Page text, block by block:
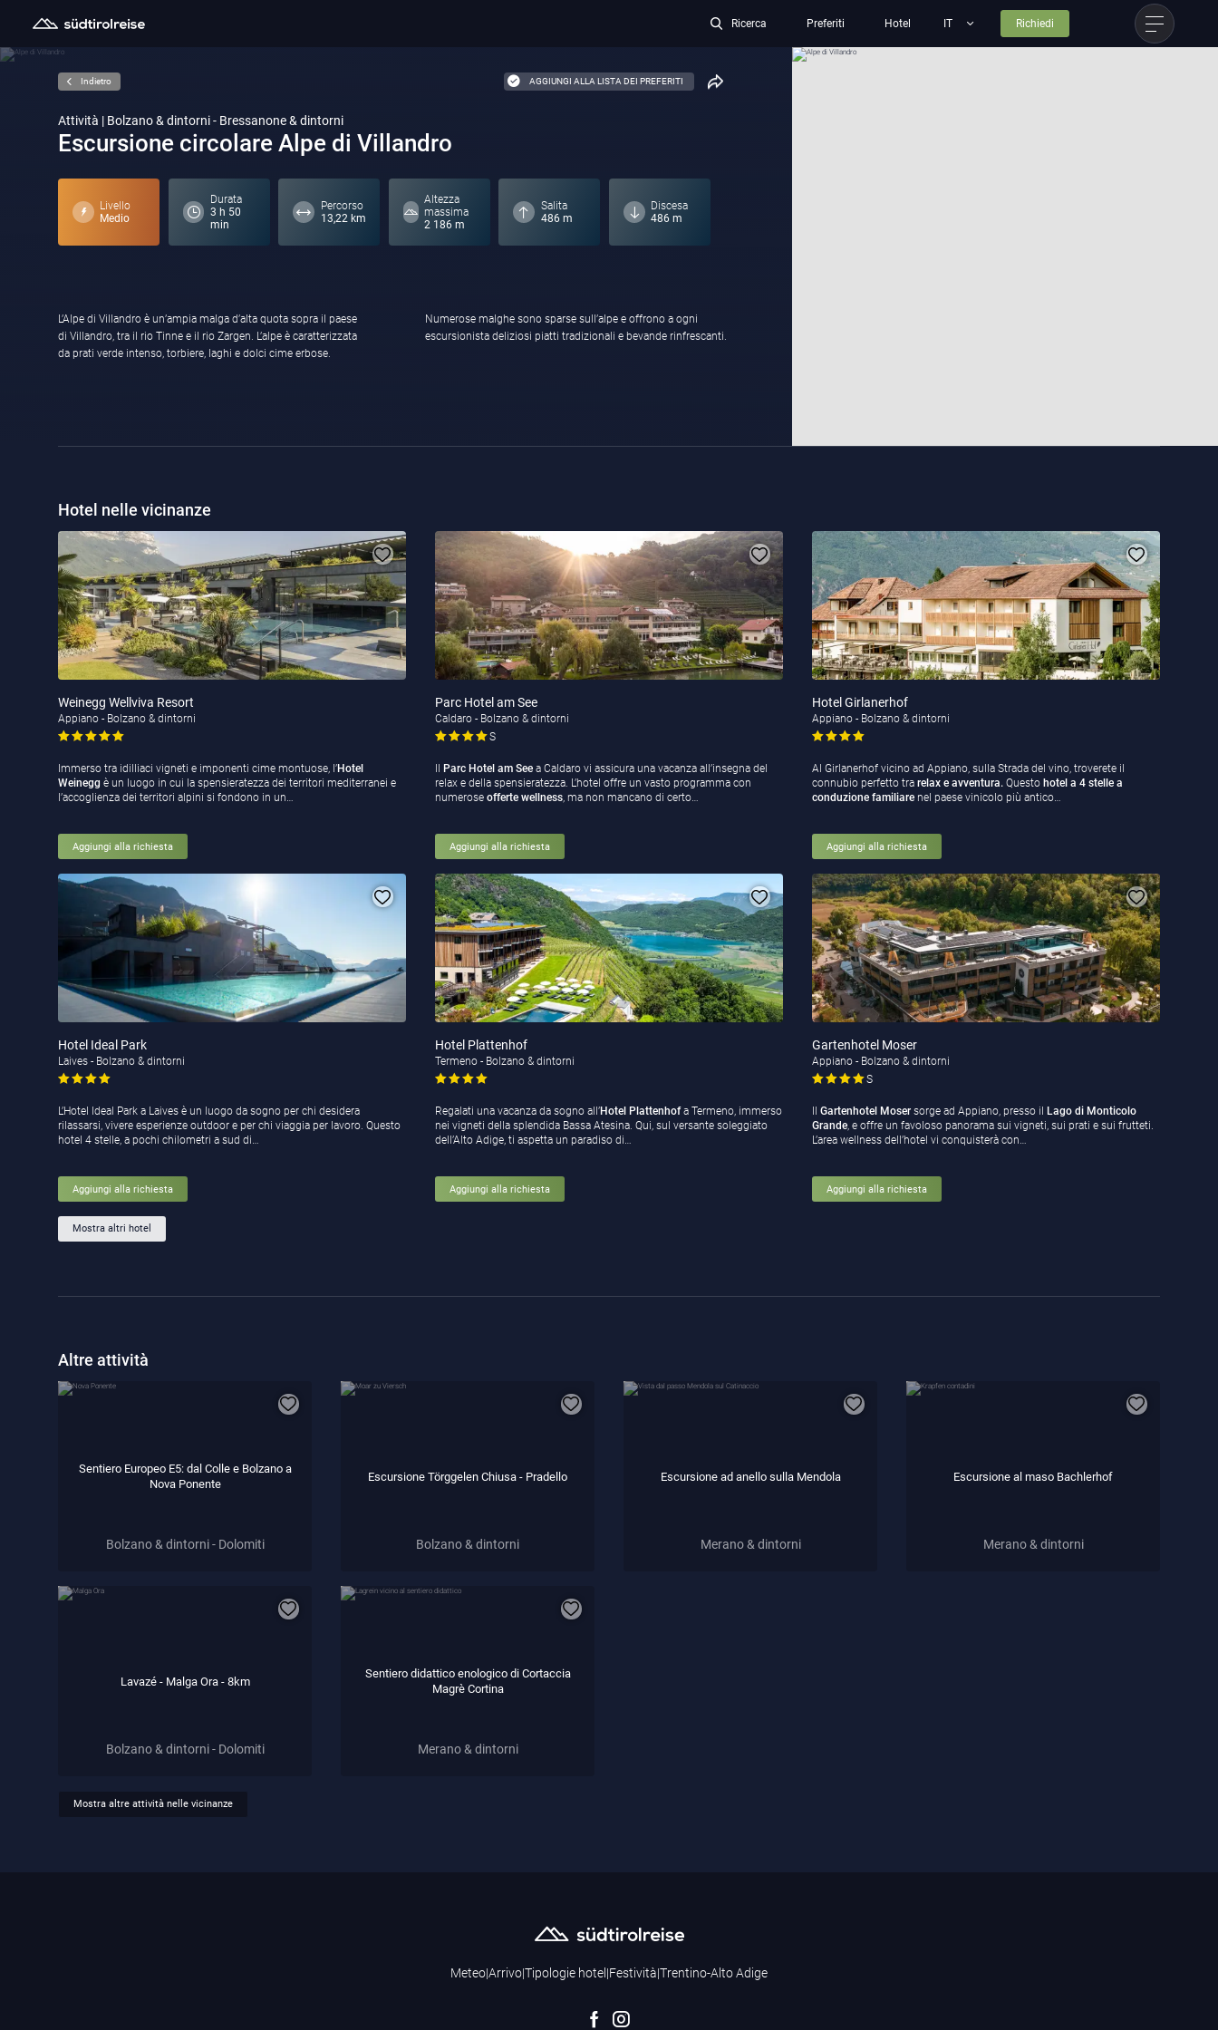
Ricerca Preferiti Hotel Richiedi
AGGIUNGI ALLA LISTA DEI PREFERITI
Indietro
Attività | Bolzano & dintorni - Bressanone & dintorni
Escursione circolare Alpe di Villandro
Livello
Medio
Durata
3 h 50
min
Percorso
13,22 km
Altezza
massima
2 186 m
Salita
486 m
Discesa
486 m
L’Alpe di Villandro è un’ampia malga d’alta quota sopra il paese
di Villandro, tra il rio Tinne e il rio Zargen. L’alpe è caratterizzata
da prati verde intenso, torbiere, laghi e dolci cime erbose.
Numerose malghe sono sparse sull’alpe e offrono a ogni
escursionista deliziosi piatti tradizionali e bevande rinfrescanti.
Hotel nelle vicinanze
Weinegg Wellviva Resort
Appiano - Bolzano & dintorni
Immerso tra idilliaci vigneti e imponenti cime montuose, l’Hotel
Weinegg è un luogo in cui la spensieratezza dei territori mediterranei e
l’accoglienza dei territori alpini si fondono in un…
Aggiungi alla richiesta
Parc Hotel am See
Caldaro - Bolzano & dintorni
S
Parc Hotel am Seea Caldaro vi assicura una vacanza all’insegna del
relax e della spensieratezza. L’hotel offre un vasto programma con
numerose offerte wellness, ma non mancano di certo…
Aggiungi alla richiesta
Hotel Girlanerhof
Appiano - Bolzano & dintorni
Al Girlanerhof vicino ad Appiano, sulla Strada del vino, troverete il
connubio perfetto tra relax e avventura.Questo hotel a 4 stelle a
conduzione familiarenel paese vinicolo più antico…
Aggiungi alla richiesta
Hotel Ideal Park
Laives - Bolzano & dintorni
L’Hotel Ideal Park a Laives è un luogo da sogno per chi desidera
rilassarsi, vivere esperienze outdoor e per chi viaggia per lavoro. Questo
hotel 4 stelle, a pochi chilometri a sud di…
Aggiungi alla richiesta
Hotel Plattenhof
Termeno - Bolzano & dintorni
Regalati una vacanza da sogno all’Hotel Plattenhofa Termeno, immerso
nei vigneti della splendida Bassa Atesina. Qui, sul versante soleggiato
dell’Alto Adige, ti aspetta un paradiso di…
Aggiungi alla richiesta
Gartenhotel Moser
Appiano - Bolzano & dintorni
S
Gartenhotel Mosersorge ad Appiano, presso il
Lago di Monticolo
Grande, e offre un favoloso panorama sui vigneti, sui prati e sui frutteti.
L’area wellness dell’hotel vi conquisterà con…
Aggiungi alla richiesta
Mostra altri hotel
Altre attività
Sentiero Europeo E5: dal Colle e Bolzano a
Nova Ponente
Bolzano & dintorni - Dolomiti
Escursione Törggelen Chiusa - Pradello
Bolzano & dintorni
Escursione ad anello sulla Mendola
Merano & dintorni
Escursione al maso Bachlerhof
Merano & dintorni
Lavazé - Malga Ora - 8km
Bolzano & dintorni - Dolomiti
Sentiero didattico enologico di Cortaccia
Magrè Cortina
Merano & dintorni
Mostra altre attività nelle vicinanze
Meteo|Arrivo|Tipologie hotel |Festività|Trentino-Alto Adige